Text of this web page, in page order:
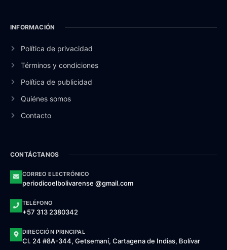
INFORMACIÓN
Política de privacidad
Términos y condiciones
Política de publicidad
Quiénes somos
Contacto
CONTÁCTANOS
CORREO ELECTRÓNICO
periodicoelbolivarense @gmail.com
TELÉFONO
+57 313 2380342
DIRECCIÓN PRINCIPAL
Cl. 24 #8A-344, Getsemaní, Cartagena de Indias, Bolívar